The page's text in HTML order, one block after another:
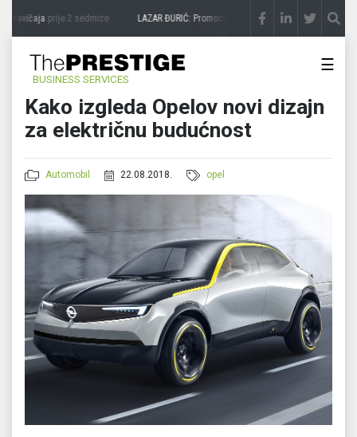
zavičajaprije 2 sedmice LAZAR ĐURIĆ: Promocija potencijal pretvara u destinaciju
BUSINESS SERVICES
☰
Kako izgleda Opelov novi dizajn
za električnu budućnost
Automobil 22.08.2018. opel